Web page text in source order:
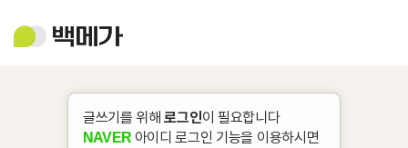
백
메
글쓰기를 위해로그인이 필요합니다
NAVER 아이디 로그인 기능을 이용하시면